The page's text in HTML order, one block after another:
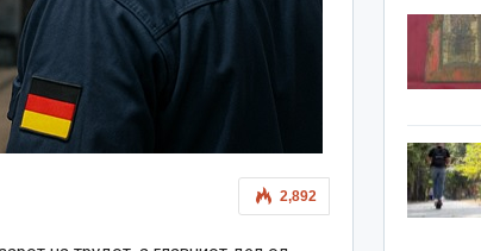
2,892